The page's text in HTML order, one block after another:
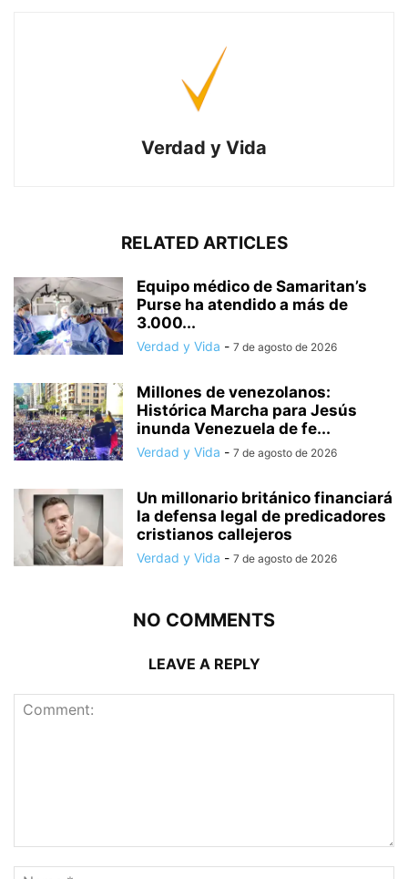
Verdad y Vida
RELATED ARTICLES
Equipo médico de Samaritan’s
Purse ha atendido a más de
3.000...
Verdad y Vida - 7 de agosto de 2026
Millones de venezolanos:
Histórica Marcha para Jesús
inunda Venezuela de fe...
Verdad y Vida - 7 de agosto de 2026
Un millonario británico financiará
la defensa legal de predicadores
cristianos callejeros
Verdad y Vida - 7 de agosto de 2026
NO COMMENTS
LEAVE A REPLY